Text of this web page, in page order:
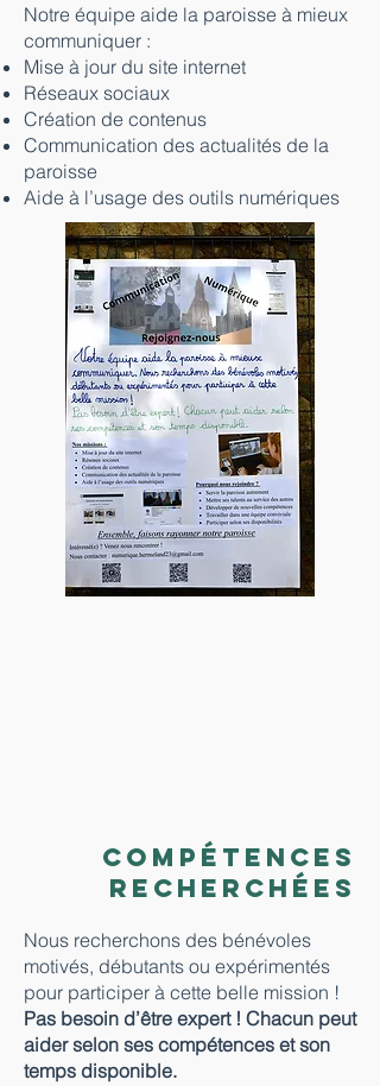
Notre équipe aide la paroisse à mieux
communiquer :
Mise à jour du site internet
Réseaux sociaux
Création de contenus
Communication des actualités de la
paroisse
Aide à l’usage des outils numériques
Compétences
recherchées
Nous recherchons des bénévoles
motivés, débutants ou expérimentés
pour participer à cette belle mission !
Pas besoin d’être expert ! Chacun peut
aider selon ses compétences et son
temps disponible.